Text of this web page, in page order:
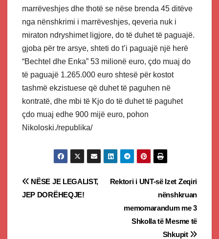
marrëveshjes dhe thotë se nëse brenda 45 ditëve
nga nënshkrimi i marrëveshjes, qeveria nuk i
miraton ndryshimet ligjore, do të duhet të paguajë.
gjoba për tre arsye, shteti do t’i paguajë një herë
“Bechtel dhe Enka” 53 milionë euro, çdo muaj do
të paguajë 1.265.000 euro shtesë për kostot
tashmë ekzistuese që duhet të paguhen në
kontratë, dhe mbi të Kjo do të duhet të paguhet
çdo muaj edhe 900 mijë euro, pohon
Nikoloski./republika/
Post
navigation
Rektori i UNT-së Izet Zeqiri
nënshkruan
memomarandum me 3
Shkolla të Mesme të
Shkupit
NËSE JE LEGALIST,
JEP DORËHEQJE!